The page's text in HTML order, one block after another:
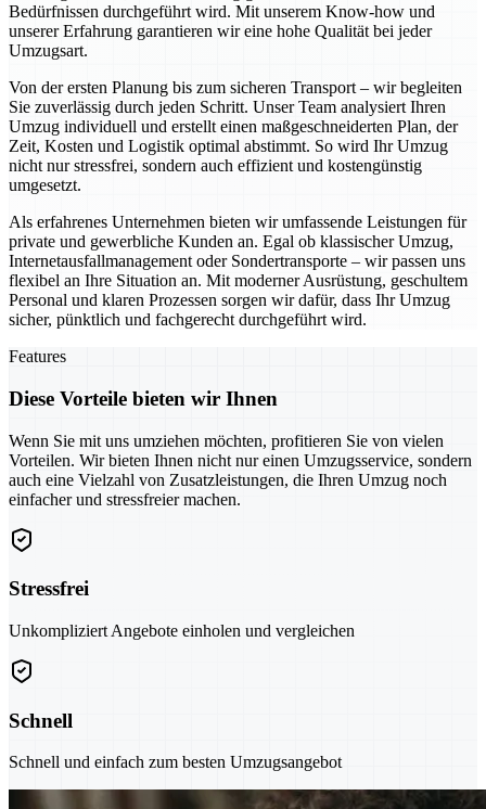
Bedürfnissen durchgeführt wird. Mit unserem Know-how und
unserer Erfahrung garantieren wir eine hohe Qualität bei jeder
Umzugsart.
Von der ersten Planung bis zum sicheren Transport – wir begleiten
Sie zuverlässig durch jeden Schritt. Unser Team analysiert Ihren
Umzug individuell und erstellt einen maßgeschneiderten Plan, der
Zeit, Kosten und Logistik optimal abstimmt. So wird Ihr Umzug
nicht nur stressfrei, sondern auch effizient und kostengünstig
umgesetzt.
Als erfahrenes Unternehmen bieten wir umfassende Leistungen für
private und gewerbliche Kunden an. Egal ob klassischer Umzug,
Internetausfallmanagement oder Sondertransporte – wir passen uns
flexibel an Ihre Situation an. Mit moderner Ausrüstung, geschultem
Personal und klaren Prozessen sorgen wir dafür, dass Ihr Umzug
sicher, pünktlich und fachgerecht durchgeführt wird.
Features
Diese Vorteile bieten wir Ihnen
Wenn Sie mit uns umziehen möchten, profitieren Sie von vielen
Vorteilen. Wir bieten Ihnen nicht nur einen Umzugsservice, sondern
auch eine Vielzahl von Zusatzleistungen, die Ihren Umzug noch
einfacher und stressfreier machen.
Stressfrei
Unkompliziert Angebote einholen und vergleichen
Schnell
Schnell und einfach zum besten Umzugsangebot